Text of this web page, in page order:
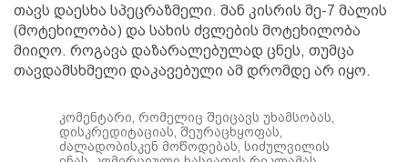
თავს დაესხა სპეცრაზმელი. მან კისრის მე-7 მალის
(მოტეხილობა) და სახის ძვლების მოტეხილობა
მიიღო. როგავა დაზარალებულად ცნეს, თუმცა
თავდამსხმელი დაკავებული ამ დრომდე არ იყო.
კომენტარი, რომელიც შეიცავს უხამსობას,
დისკრედიტაციას, შეურაცხყოფას,
ძალადობისკენ მოწოდებას, სიძულვილის